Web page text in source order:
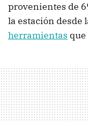
provenientes de
la estación desde
herramientas